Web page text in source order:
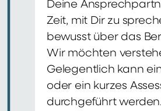
Deine
Zeit, mit Dir zu
bewusst über das
Wir möchten
Gelegentlich kann
oder ein kurzes
durchgeführt werden.